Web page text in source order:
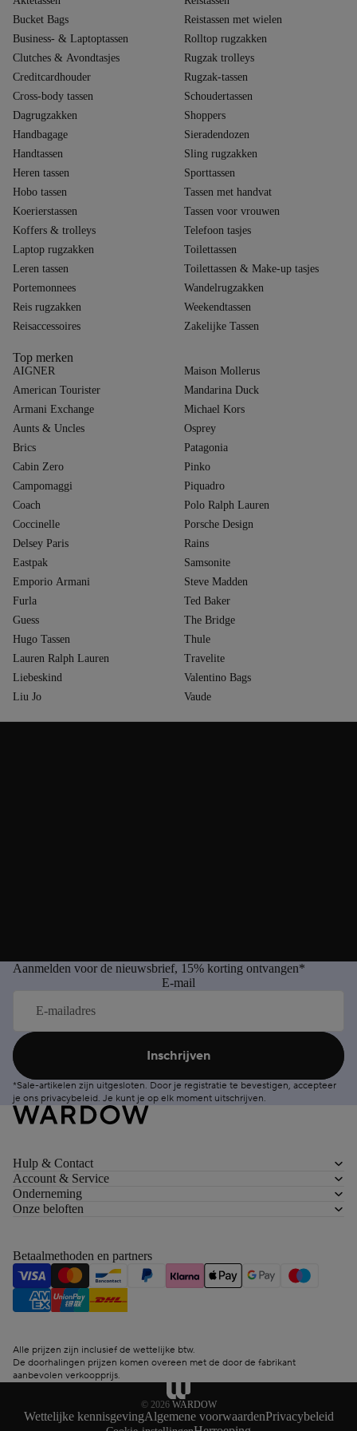
Bucket Bags
Business- & Laptoptassen
Clutches & Avondtasjes
Creditcardhouder
Cross-body tassen
Dagrugzakken
Handbagage
Handtassen
Heren tassen
Hobo tassen
Koerierstassen
Koffers & trolleys
Laptop rugzakken
Leren tassen
Portemonnees
Reis rugzakken
Reisaccessoires
Reistassen met wielen
Rolltop rugzakken
Rugzak trolleys
Rugzak-tassen
Schoudertassen
Shoppers
Sieradendozen
Sling rugzakken
Sporttassen
Tassen met handvat
Tassen voor vrouwen
Telefoon tasjes
Toilettassen
Toilettassen & Make-up tasjes
Wandelrugzakken
Weekendtassen
Zakelijke Tassen
Top merken
AIGNER
American Tourister
Armani Exchange
Aunts & Uncles
Brics
Cabin Zero
Campomaggi
Coach
Coccinelle
Delsey Paris
Eastpak
Emporio Armani
Furla
Guess
Hugo Tassen
Lauren Ralph Lauren
Liebeskind
Liu Jo
Maison Mollerus
Mandarina Duck
Michael Kors
Osprey
Patagonia
Pinko
Piquadro
Polo Ralph Lauren
Porsche Design
Rains
Samsonite
Steve Madden
Ted Baker
The Bridge
Thule
Travelite
Valentino Bags
Vaude
Aanmelden voor de nieuwsbrief, 15% korting ontvangen*
E-mail
Inschrijven
*Sale-artikelen zijn uitgesloten. Door je registratie te bevestigen, accepteer
je ons privacybeleid. Je kunt je op elk moment uitschrijven.
Hulp & Contact
Account & Service
Onderneming
Onze beloften
Betaalmethoden en partners
Alle prijzen zijn inclusief de wettelijke btw.
De doorhalingen prijzen komen overeen met de door de fabrikant
aanbevolen verkoopprijs.
© 2026 WARDOW
Wettelijke kennisgevingAlgemene voorwaardenPrivacybeleid